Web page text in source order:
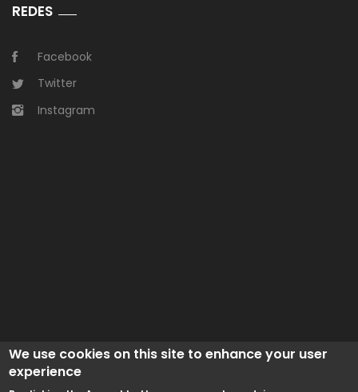
REDES
Facebook
Twitter
Instagram
We use cookies on this site to enhance your user
experience